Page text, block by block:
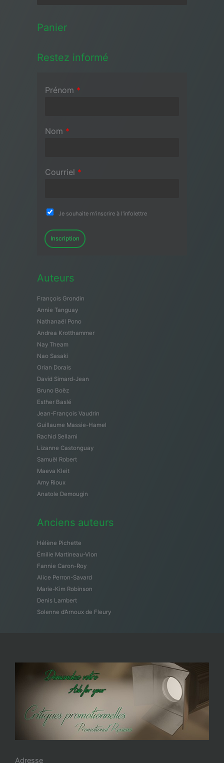
Panier
Restez informé
Prénom *
Nom *
Courriel *
Je souhaite m'inscrire à l'infolettre
Inscription
Auteurs
François Grondin
Annie Tanguay
Nathanaël Pono
Andrea Krotthammer
Nay Theam
Nao Sasaki
Orian Dorais
David Simard-Jean
Bruno Boëz
Esther Baslé
Jean-François Vaudrin
Guillaume Massie-Hamel
Rachid Sellami
Lizanne Castonguay
Samuël Robert
Maeva Kleit
Amy Rioux
Anatole Demougin
Anciens auteurs
Hélène Pichette
Émilie Martineau-Vion
Fannie Caron-Roy
Alice Perron-Savard
Marie-Kim Robinson
Denis Lambert
Solenne d’Arnoux de Fleury
Adresse